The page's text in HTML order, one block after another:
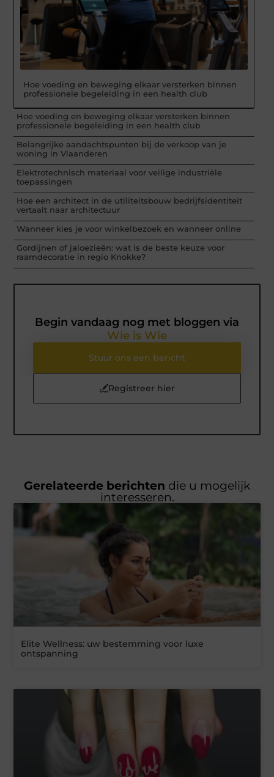
Hoe voeding en beweging elkaar versterken binnen
professionele begeleiding in een health club
Hoe voeding en beweging elkaar versterken binnen
professionele begeleiding in een health club
Belangrijke aandachtspunten bij de verkoop van je
woning in Vlaanderen
Elektrotechnisch materiaal voor veilige industriële
toepassingen
Hoe een architect in de utiliteitsbouw bedrijfsidentiteit
vertaalt naar architectuur
Wanneer kies je voor winkelbezoek en wanneer online
Gordijnen of jaloezieën: wat is de beste keuze voor
raamdecoratie in regio Knokke?
Begin vandaag nog met bloggen via
Wie is Wie
Stuur ons een bericht
Registreer hier
Gerelateerde berichten die u mogelijk
interesseren.
Elite Wellness: uw bestemming voor luxe
ontspanning